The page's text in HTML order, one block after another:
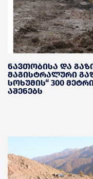
ნავთობისა და
მაგისტრალური
სოხუმის“ 300
აშენებს